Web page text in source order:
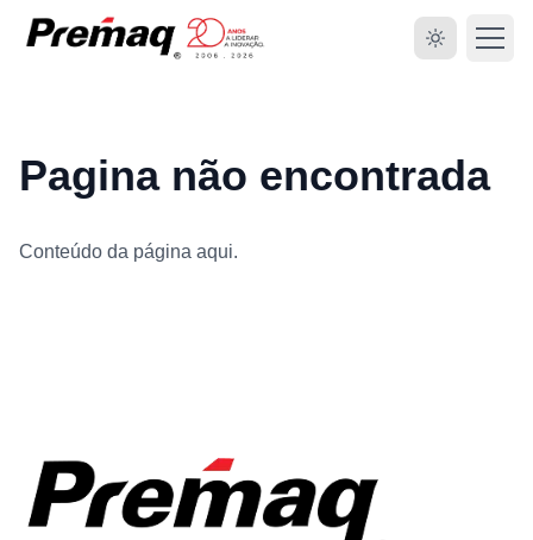
SOBRE
Pagina não encontrada
Conteúdo da página aqui.